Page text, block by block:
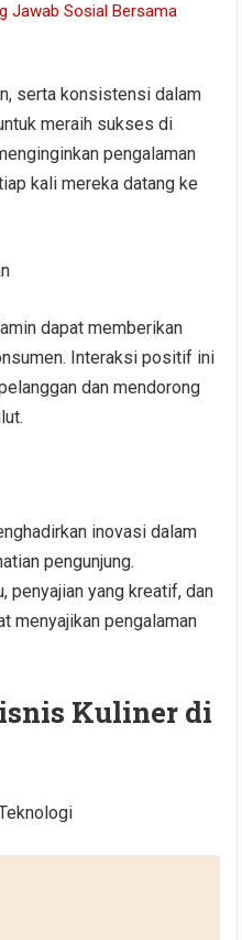
Jawab Sosial Bersama
serta konsistensi dalam
meraih sukses di
pengalaman
kali mereka datang ke
dapat memberikan
Interaksi positif ini
dan mendorong
inovasi dalam
pengunjung.
penyajian yang kreatif, dan
menyajikan pengalaman
Kuliner di